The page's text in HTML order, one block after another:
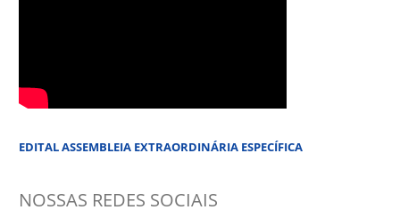
EDITAL ASSEMBLEIA EXTRAORDINÁRIA ESPECÍFICA
NOSSAS REDES SOCIAIS